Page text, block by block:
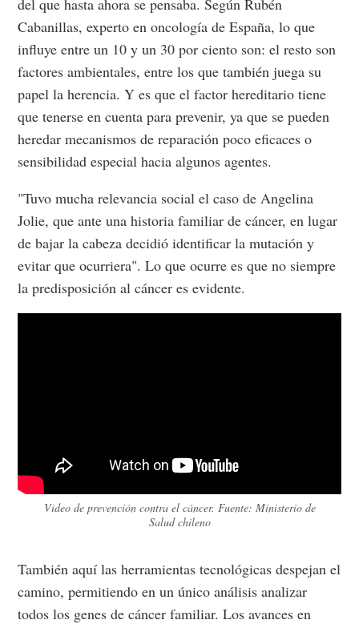
del que hasta ahora se pensaba. Según Rubén
Cabanillas, experto en oncología de España, lo que
influye entre un 10 y un 30 por ciento son: el resto son
factores ambientales, entre los que también juega su
papel la herencia. Y es que el factor hereditario tiene
que tenerse en cuenta para prevenir, ya que se pueden
heredar mecanismos de reparación poco eficaces o
sensibilidad especial hacia algunos agentes.
"Tuvo mucha relevancia social el caso de Angelina
Jolie, que ante una historia familiar de cáncer, en lugar
de bajar la cabeza decidió identificar la mutación y
evitar que ocurriera". Lo que ocurre es que no siempre
la predisposición al cáncer es evidente.
Video de prevención contra el cáncer. Fuente: Ministerio de
Salud chileno
También aquí las herramientas tecnológicas despejan el
camino, permitiendo en un único análisis analizar
todos los genes de cáncer familiar. Los avances en